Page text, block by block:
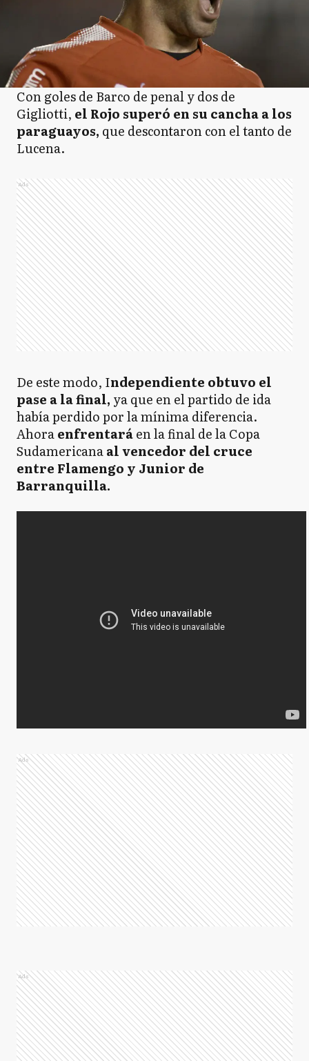
Con goles de Barco de penal y dos de
Gigliotti, el Rojo superó en su cancha a los
paraguayos, que descontaron con el tanto de
Lucena.
Ads
De este modo, Independiente obtuvo el
pase a la final, ya que en el partido de ida
había perdido por la mínima diferencia.
Ahoraenfrentaráen la final de la Copa
Sudamericanaal vencedor del cruce
entre Flamengo y Junior de
Barranquilla.
Ads
Ads